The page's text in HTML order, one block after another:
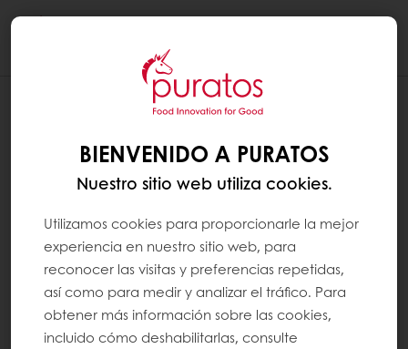
¿ES EL ACEITE DE PALMA UN
INGREDIENTE DEL CHOCOLATE O SE
USA PARA HACER CHOCOLATE?
sus derivados, conocidos como fracciones,
(sólidos para compuestos, líquido para
rellenos) se pueden utilizar en el chocolate
compuesto, así como en rellenos a base de
cacao y frutos secos. Se utilizan por varios
motivos:
BIENVENIDO A PURATOS
Nuestro sitio web utiliza cookies.
Utilizamos cookies para proporcionarle la mejor
experiencia en nuestro sitio web, para
reconocer las visitas y preferencias repetidas,
así como para medir y analizar el tráfico. Para
obtener más información sobre las cookies,
incluido cómo deshabilitarlas, consulte